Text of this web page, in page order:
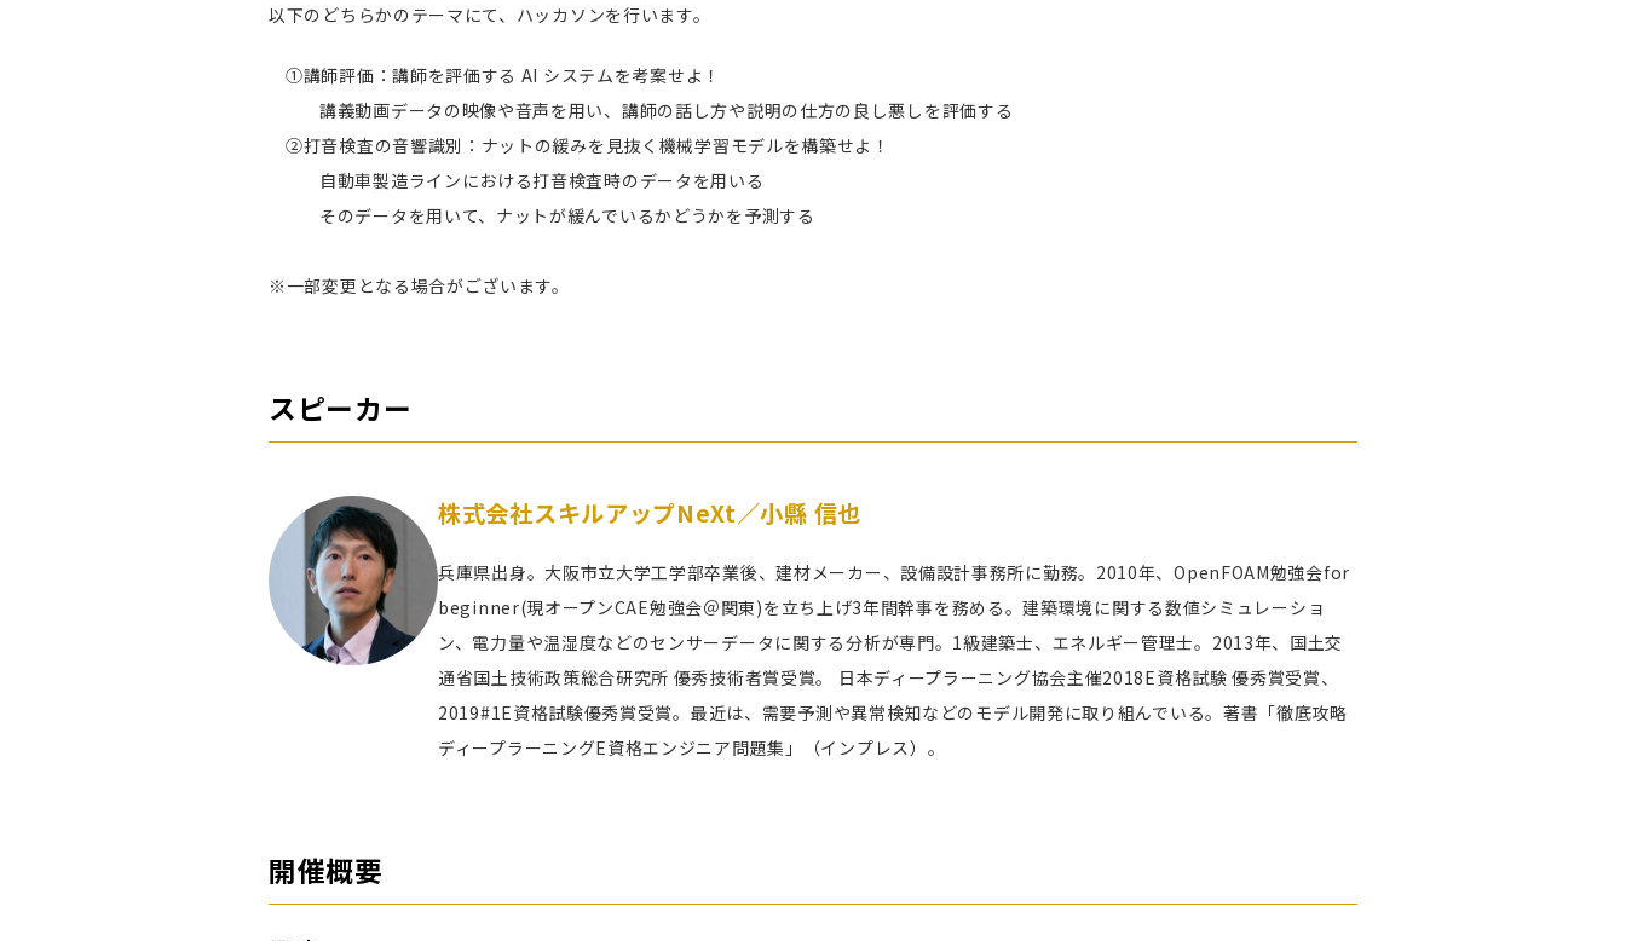
以下のどちらかのテーマにて、ハッカソンを行います。
①講師評価：講師を評価する AI システムを考案せよ！
講義動画データの映像や音声を用い、講師の話し方や説明の仕方の良し悪しを評価する
②打音検査の音響識別：ナットの緩みを見抜く機械学習モデルを構築せよ！
自動車製造ラインにおける打音検査時のデータを用いる
そのデータを用いて、ナットが緩んでいるかどうかを予測する
※一部変更となる場合がございます。
スピーカー
株式会社スキルアップNeXt／小縣 信也
兵庫県出身。大阪市立大学工学部卒業後、建材メーカー、設備設計事務所に勤務。2010年、OpenFOAM勉強会for
beginner(現オープンCAE勉強会＠関東)を立ち上げ3年間幹事を務める。建築環境に関する数値シミュレーショ
ン、電力量や温湿度などのセンサーデータに関する分析が専門。1級建築士、エネルギー管理士。2013年、国土交
通省国土技術政策総合研究所 優秀技術者賞受賞。 日本ディープラーニング協会主催2018E資格試験 優秀賞受賞、
2019#1E資格試験優秀賞受賞。最近は、需要予測や異常検知などのモデル開発に取り組んでいる。著書「徹底攻略
ディープラーニングE資格エンジニア問題集」（インプレス）。
開催概要